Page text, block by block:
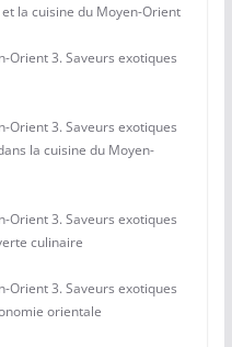
la cuisine du Moyen-Orient
Orient 3. Saveurs exotiques
Orient 3. Saveurs exotiques
la cuisine du Moyen-
Orient 3. Saveurs exotiques
culinaire
Orient 3. Saveurs exotiques
orientale